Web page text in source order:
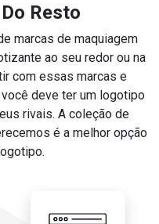
Resto
marcas de maquiagem
ao seu redor ou na
com essas marcas e
deve ter um logotipo
rivais. A coleção de
é a melhor opção